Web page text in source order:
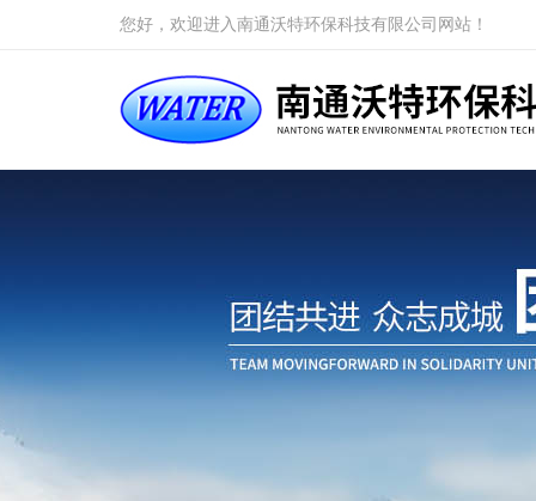
您好，欢迎进入南通沃特环保科技有限公司网站！